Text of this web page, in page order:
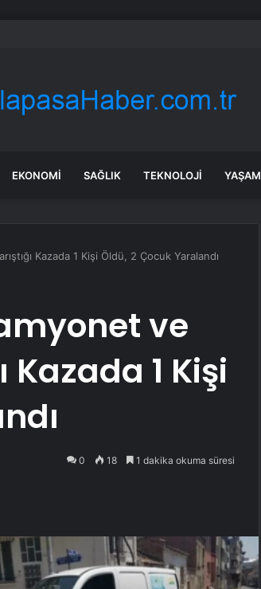
yerini tek asistan alabilir
EKONOMI SAĞLIK TEKNOLOJI YAŞAM
Kazada 1 Kişi Öldü, 2 Çocuk Yaralandı
ve
Kazada 1 Kişi
0 18 1 dakika okuma süresi